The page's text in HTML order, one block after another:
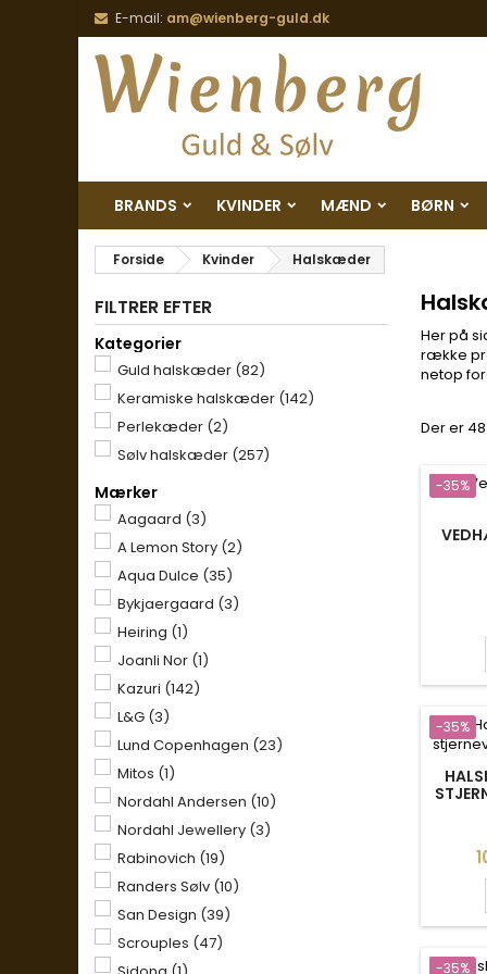
E-mail: am@wienberg-guld.dk
BRANDS KVINDER MÆND BØRN
Forside Kvinder Halskæder
FILTRER EFTER
Kategorier
Guld halskæder (82)
Keramiske halskæder (142)
Perlekæder (2)
Sølv halskæder (257)
Mærker
Aagaard (3)
A Lemon Story (2)
Aqua Dulce (35)
Bykjaergaard (3)
Heiring (1)
Joanli Nor (1)
Kazuri (142)
L&G (3)
Lund Copenhagen (23)
Mitos (1)
Nordahl Andersen (10)
Nordahl Jewellery (3)
Rabinovich (19)
Randers Sølv (10)
San Design (39)
Scrouples (47)
Her på
række
netop
Der er
-35%
-35%
-35%